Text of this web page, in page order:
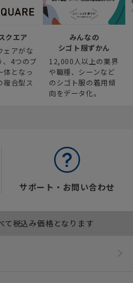
クエア
ェアがな
、4つのブ
体となっ
複合型ス
みんなの
シゴト服ずかん
12,000人以上の業界
や職種、シーンなど
のシゴト服の着用傾
向をデータ化。
サポート・お問い合わせ
税込み価格となります